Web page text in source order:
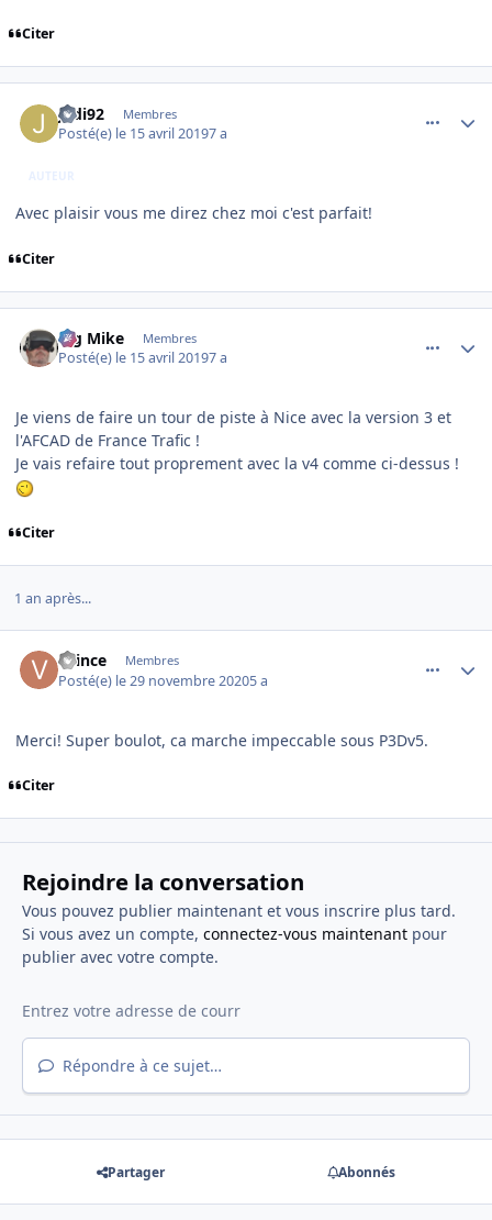
Citer
Jedi92 Membres
Posté(e) le 15 avril 20197 a
AUTEUR
Avec plaisir vous me direz chez moi c'est parfait!
Citer
Big Mike Membres
Posté(e) le 15 avril 20197 a
Je viens de faire un tour de piste à Nice avec la version 3 et
l'AFCAD de France Trafic !
Je vais refaire tout proprement avec la v4 comme ci-dessus !
Citer
1 an après...
vvince Membres
Posté(e) le 29 novembre 20205 a
Merci! Super boulot, ca marche impeccable sous P3Dv5.
Citer
Rejoindre la conversation
Vous pouvez publier maintenant et vous inscrire plus tard.
Si vous avez un compte, connectez-vous maintenantpour
publier avec votre compte.
Répondre à ce sujet…
Partager Abonnés